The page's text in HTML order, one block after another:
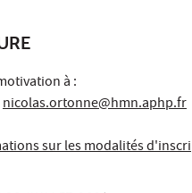
à :
nicolas.ortonne@hmn.aphp.fr
sur les modalités